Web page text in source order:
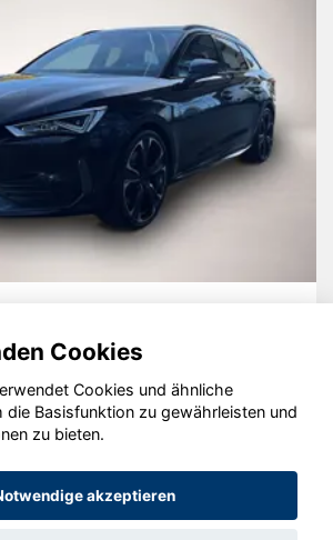
GmbH 2020 - 2026
Cookies
Cookies und ähnliche
die Basisfunktion zu gewährleisten und
zu bieten.
akzeptieren